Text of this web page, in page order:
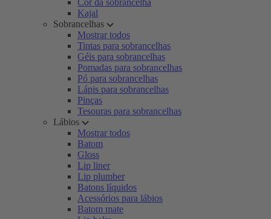
Cor da sobrancelha
Kajal
Sobrancelhas
Mostrar todos
Tintas para sobrancelhas
Géis para sobrancelhas
Pomadas para sobrancelhas
Pó para sobrancelhas
Lápis para sobrancelhas
Pinças
Tesouras para sobrancelhas
Lábios
Mostrar todos
Batom
Gloss
Lip liner
Lip plumber
Batons líquidos
Acessórios para lábios
Batom mate